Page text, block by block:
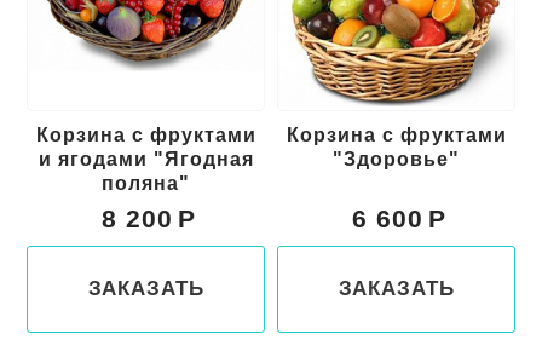
Корзина с фруктами
и ягодами "Ягодная
поляна"
8 200
ЗАКАЗАТЬ
Корзина с фруктами
"Здоровье"
6 600
ЗАКАЗАТЬ